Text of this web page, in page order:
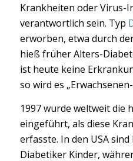
Krankheiten oder Virus-
verantwortlich sein. Typ
erworben, etwa durch
hieß früher Alters-
ist heute keine
so wird es
1997 wurde weltweit die
eingeführt, als diese
erfasste. In den USA
Diabetiker Kinder,